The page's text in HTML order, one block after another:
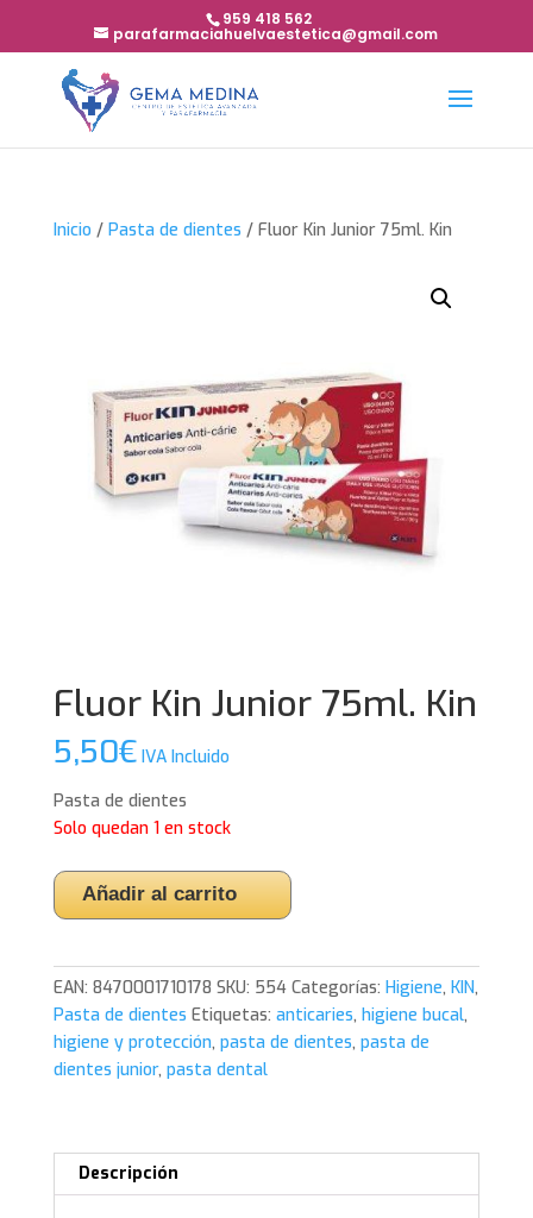
959 418 562
parafarmaciahuelvaestetica@gmail.com
Inicio / Pasta de dientes / Fluor Kin Junior 75ml. Kin
Fluor Kin Junior 75ml. Kin
5,50€ IVA Incluido
Pasta de dientes
Solo quedan 1 en stock
Fluor
Kin
75ml.
Kin
cantidad
Añadir al carrito
EAN: 8470001710178 SKU: 554 Categorías: Higiene, KIN,
Pasta de dientes Etiquetas: anticaries, higiene bucal,
higiene y protección, pasta de dientes, pasta de
dientes junior, pasta dental
Descripción